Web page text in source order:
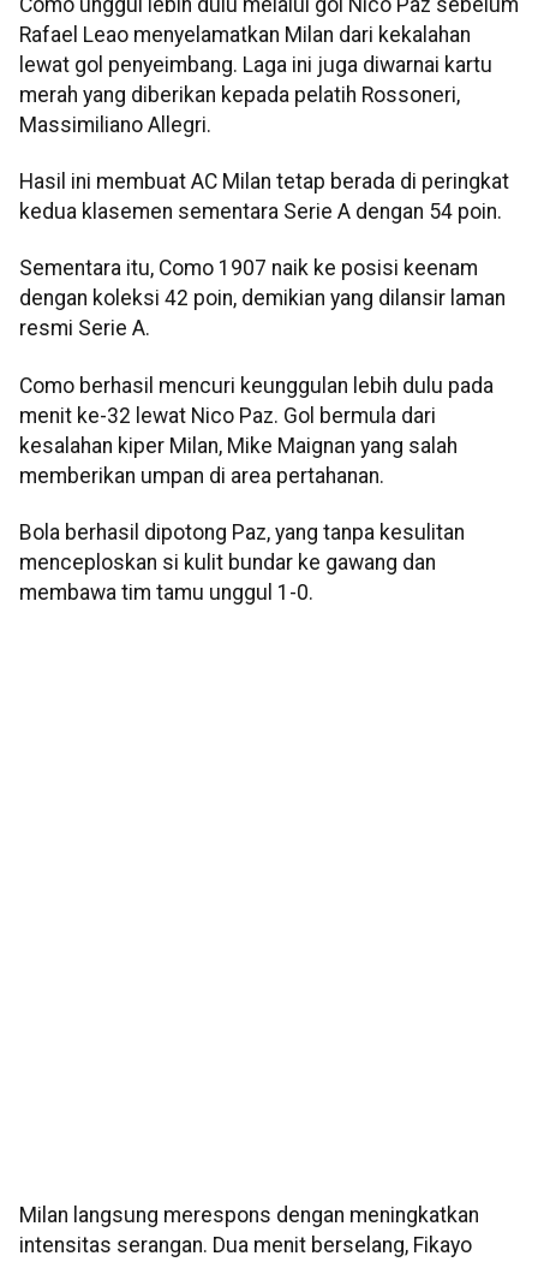
Rafael Leao menyelamatkan Milan dari kekalahan
lewat gol penyeimbang. Laga ini juga diwarnai kartu
merah yang diberikan kepada pelatih Rossoneri,
Massimiliano Allegri.
Hasil ini membuat AC Milan tetap berada di peringkat
kedua klasemen sementara Serie A dengan 54 poin.
Sementara itu, Como 1907 naik ke posisi keenam
dengan koleksi 42 poin, demikian yang dilansir laman
resmi Serie A.
Como berhasil mencuri keunggulan lebih dulu pada
menit ke-32 lewat Nico Paz. Gol bermula dari
kesalahan kiper Milan, Mike Maignan yang salah
memberikan umpan di area pertahanan.
Bola berhasil dipotong Paz, yang tanpa kesulitan
menceploskan si kulit bundar ke gawang dan
membawa tim tamu unggul 1-0.
Milan langsung merespons dengan meningkatkan
intensitas serangan. Dua menit berselang, Fikayo